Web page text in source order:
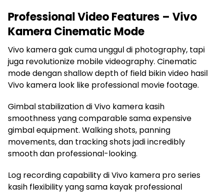
Professional Video Features – Vivo
Kamera Cinematic Mode
Vivo kamera gak cuma unggul di photography, tapi
juga revolutionize mobile videography. Cinematic
mode dengan shallow depth of field bikin video hasil
Vivo kamera look like professional movie footage.
Gimbal stabilization di Vivo kamera kasih
smoothness yang comparable sama expensive
gimbal equipment. Walking shots, panning
movements, dan tracking shots jadi incredibly
smooth dan professional-looking.
Log recording capability di Vivo kamera pro series
kasih flexibility yang sama kayak professional